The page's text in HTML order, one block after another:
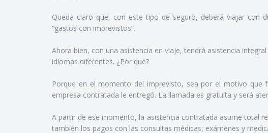
Queda claro que, con este tipo de seguro, deberá viajar con
“gastos con imprevistos”.
Ahora bien, con una asistencia en viaje, tendrá asistencia
idiomas diferentes. ¿Por qué?
Porque en el momento del imprevisto, sea por el motivo
empresa contratada le entregó. La llamada es gratuita y será
A partir de ese momento, la asistencia contratada asume total
también los pagos con las consultas médicas, exámenes y